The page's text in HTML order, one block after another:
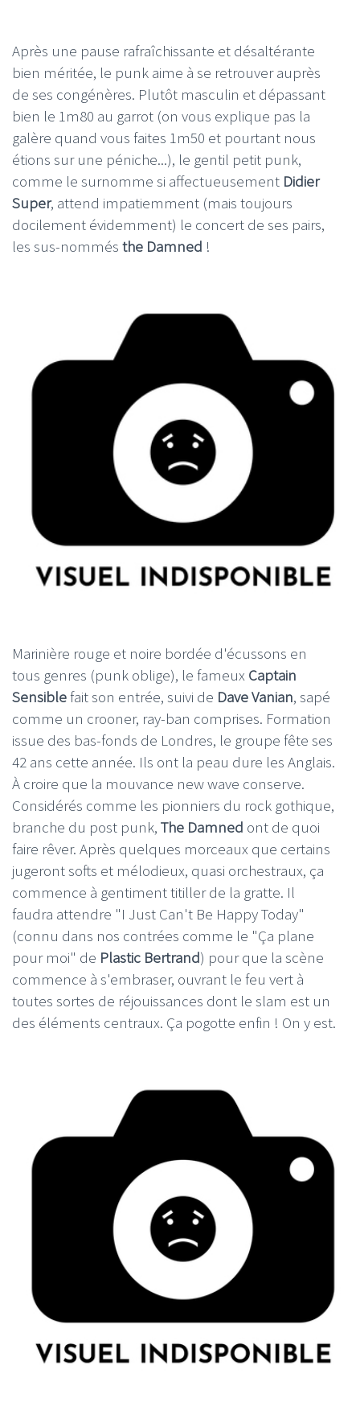
Après une pause rafraîchissante et désaltérante
bien méritée, le punk aime à se retrouver auprès
de ses congénères. Plutôt masculin et dépassant
bien le 1m80 au garrot (on vous explique pas la
galère quand vous faites 1m50 et pourtant nous
étions sur une péniche...), le gentil petit punk,
comme le surnomme si affectueusement Didier
Super, attend impatiemment (mais toujours
docilement évidemment) le concert de ses pairs,
les sus-nommés the Damned !
Marinière rouge et noire bordée d'écussons en
tous genres (punk oblige), le fameux Captain
Sensiblefait son entrée, suivi de Dave Vanian, sapé
comme un crooner, ray-ban comprises. Formation
issue des bas-fonds de Londres, le groupe fête ses
42 ans cette année. Ils ont la peau dure les Anglais.
À croire que la mouvance new wave conserve.
Considérés comme les pionniers du rock gothique,
branche du post punk, The Damned ont de quoi
faire rêver. Après quelques morceaux que certains
jugeront softs et mélodieux, quasi orchestraux, ça
commence à gentiment titiller de la gratte. Il
faudra attendre "I Just Can't Be Happy Today"
(connu dans nos contrées comme le "Ça plane
pour moi" de Plastic Bertrand) pour que la scène
commence à s'embraser, ouvrant le feu vert à
toutes sortes de réjouissances dont le slam est un
des éléments centraux. Ça pogotte enfin ! On y est.